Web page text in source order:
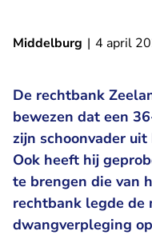
Middelburg | 4 april
De rechtbank
bewezen dat een
zijn schoonvader
Ook heeft hij
te brengen die van
rechtbank legde de
dwangverpleging